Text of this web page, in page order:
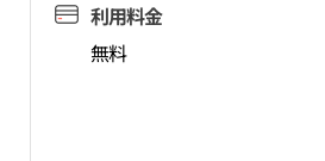
利用料金
無料